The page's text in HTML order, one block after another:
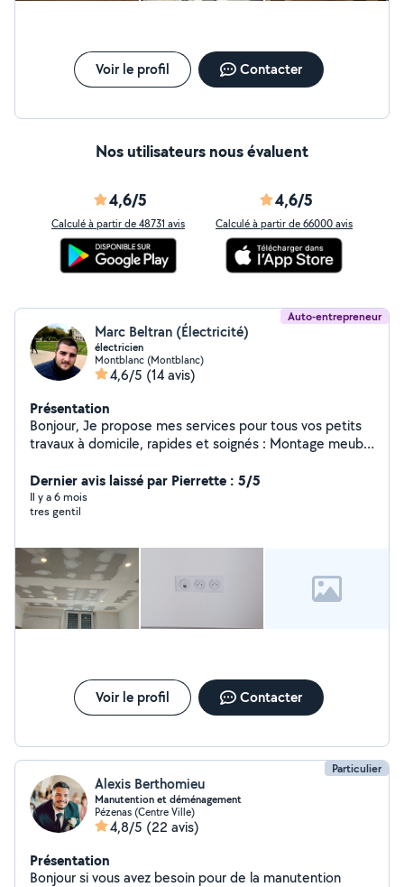
Voir le profil Contacter
Nos utilisateurs nous évaluent
4,6/5
Calculé à partir de 48731 avis
4,6/5
Calculé à partir de 66000 avis
Auto-entrepreneur
Marc Beltran (Électricité)
électricien
Montblanc (Montblanc)
4,6/5 (14 avis)
Présentation
Bonjour, Je propose mes services pour tous vos petits
travaux à domicile, rapides et soignés : Montage meuble
haie, aménagement jardin...) Petit bricolage (installation
étagère, TV fixe au mur, tringle à rideau ..) Nettoyage
clim (dépoussiérage ou petit Karcher) Travail propre
secteur Réponse rapide à vos demande
Dernier avis laissé par Pierrette : 5/5
Il y a 6 mois
tres gentil
Voir le profil Contacter
Particulier
Alexis Berthomieu
Manutention et déménagement
Pézenas (Centre Ville)
4,8/5 (22 avis)
Présentation
Bonjour si vous avez besoin pour de la manutention